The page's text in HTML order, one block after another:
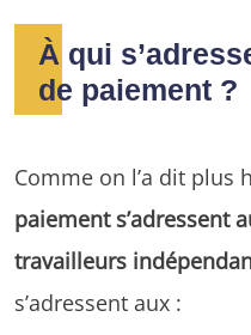
À qui
de paiement ?
Comme on l’a dit plus
paiement s’adressent
travailleurs
s’adressent aux :